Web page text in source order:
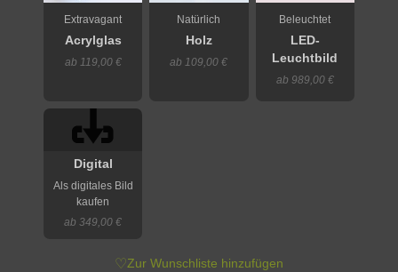
Extravagant
Acrylglas
ab 119,00 €
Natürlich
Holz
ab 109,00 €
Beleuchtet
LED-
Leuchtbild
ab 989,00 €
Digital
Als digitales Bild
kaufen
ab 349,00 €
♡Zur Wunschliste hinzufügen